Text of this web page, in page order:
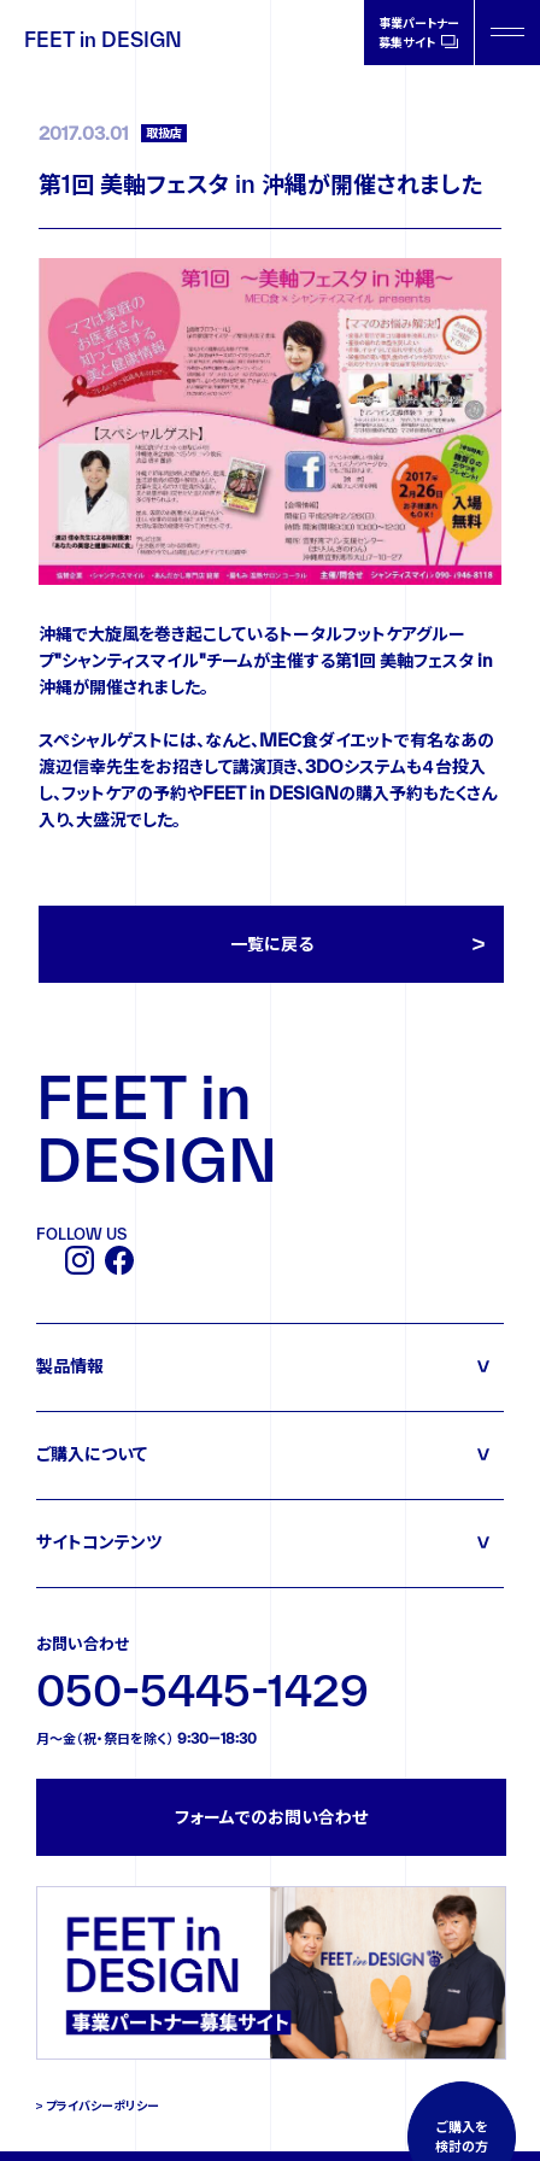
FEET in DESIGN
事業パートナー
募集サイト
DESIGN
取扱店情報
オーソティクスについて
ドクターの声
イベント
資料ダウンロード
FOLLOW US
2017.03.01 取扱店
第1回 美軸フェスタ in 沖縄が開催されました
沖縄で大旋風を巻き起こしているトータルフットケアグルー
プ"シャンティスマイル"チームが主催する第1回 美軸フェスタ in
沖縄が開催されました。
スペシャルゲストには、なんと、MEC食ダイエットで有名なあの
渡辺信幸先生をお招きして講演頂き、3DOシステムも４台投入
し、フットケアの予約やFEET in DESIGNの購入予約もたくさん
入り、大盛況でした。
一覧に戻る
FEET in
DESIGN
FOLLOW US
製品情報
ご購入について
サイトコンテンツ
お問い合わせ
050-5445-1429
月〜金（祝・祭日を除く） 9:30—18:30
フォームでのお問い合わせ
プライバシーポリシー
ご購入を
検討の方